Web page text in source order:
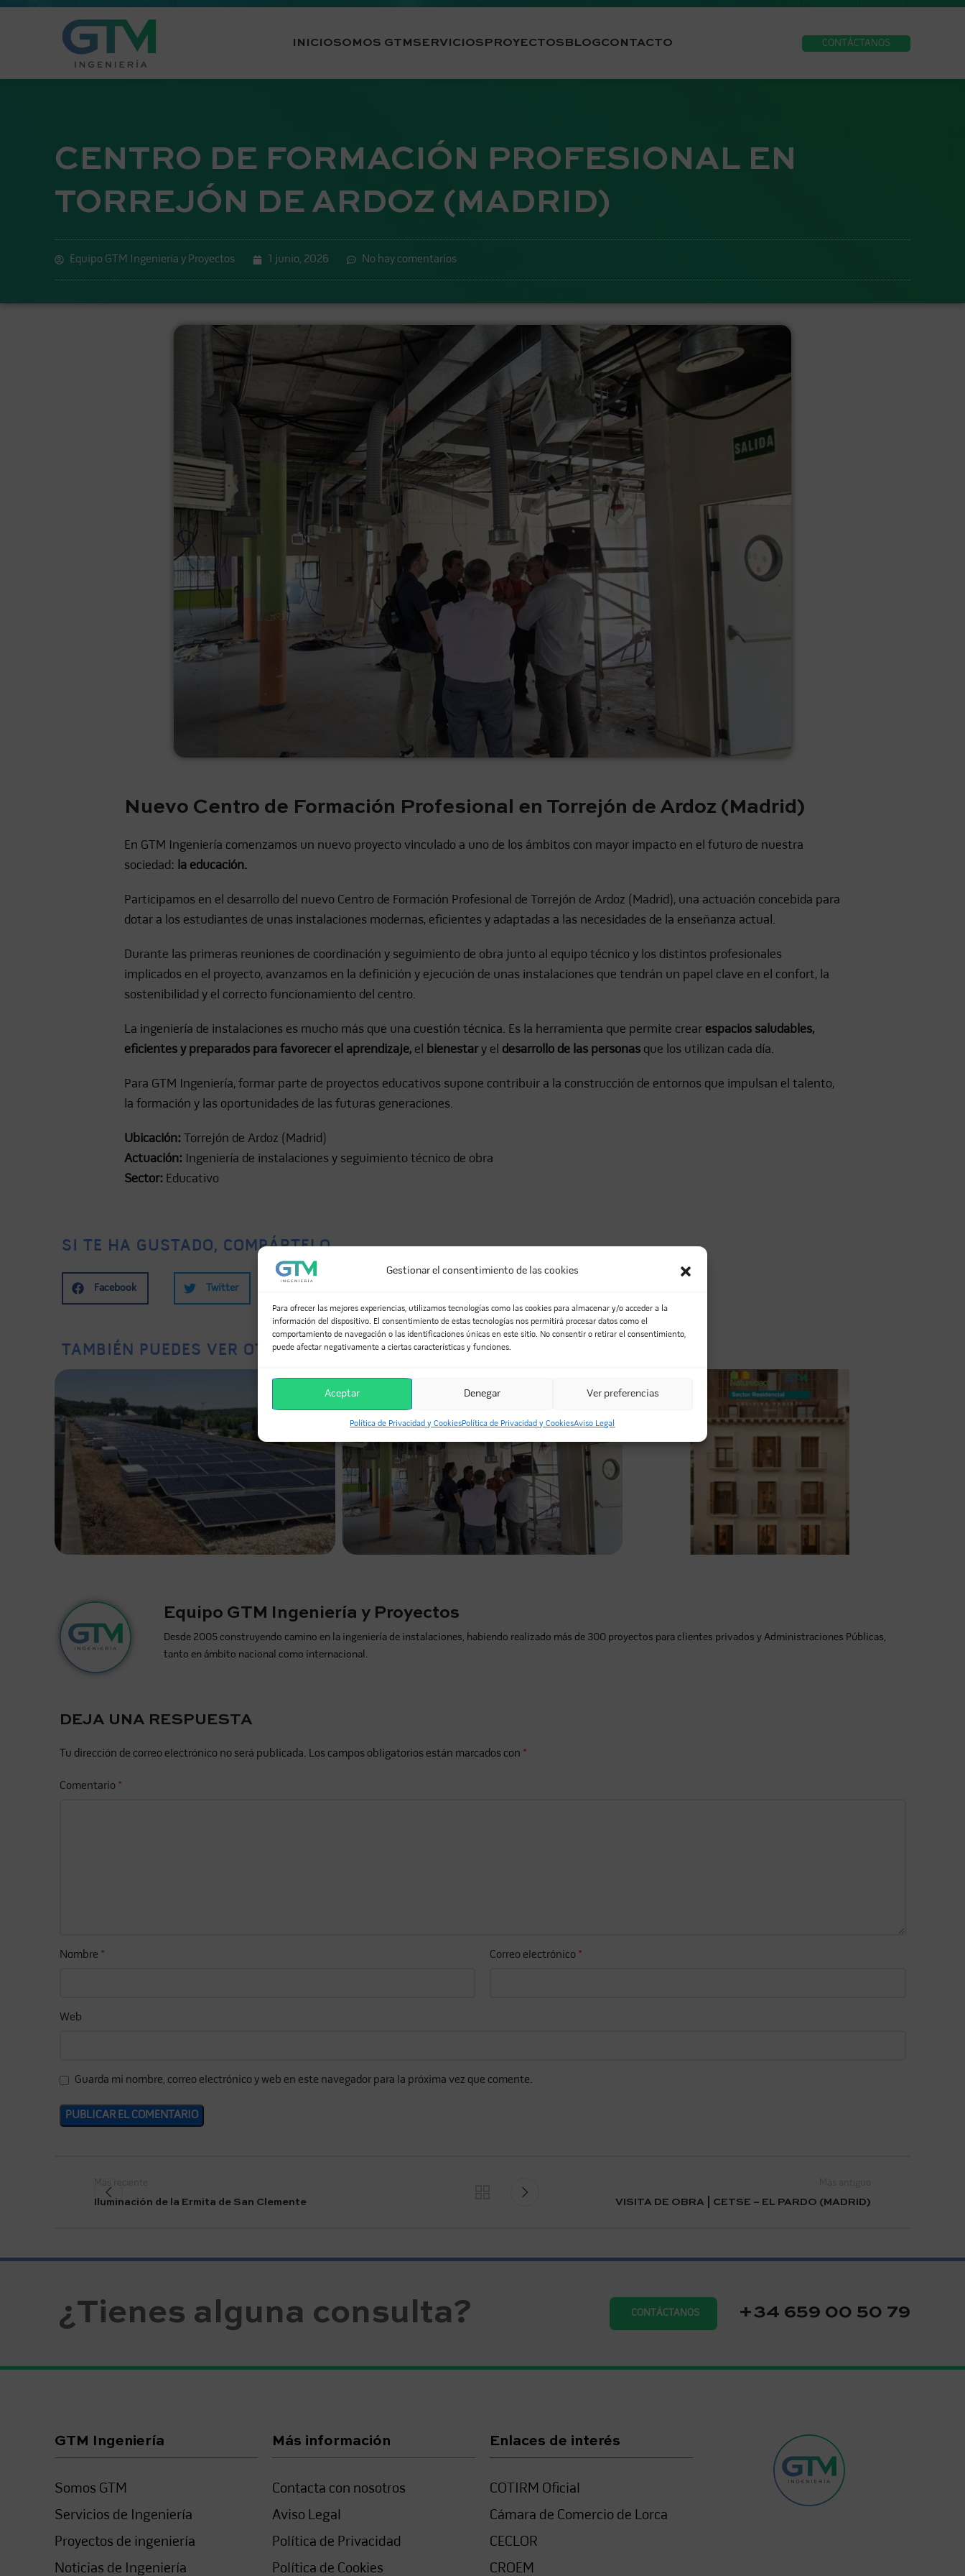
Gestionar el consentimiento de las cookies
Para ofrecer las mejores experiencias, utilizamos tecnologías como las cookies para almacenar y/o acceder a la
información del dispositivo. El consentimiento de estas tecnologías nos permitirá procesar datos como el
comportamiento de navegación o las identificaciones únicas en este sitio. No consentir o retirar el consentimiento,
puede afectar negativamente a ciertas características y funciones.
Aceptar Denegar Ver preferencias
Política de Privacidad y CookiesPolítica de Privacidad y CookiesAviso Legal
INICIOSOMOS GTMSERVICIOSPROYECTOSBLOGCONTACTO CONTÁCTANOS
CENTRO DE FORMACIÓN PROFESIONAL EN
TORREJÓN DE ARDOZ (MADRID)
Equipo GTM Ingeniería y Proyectos 1 junio, 2026 No hay comentarios
Nuevo Centro de Formación Profesional en Torrejón de Ardoz (Madrid)
En GTM Ingeniería comenzamos un nuevo proyecto vinculado a uno de los ámbitos con mayor impacto en el futuro de nuestra
sociedad: la educación.
Participamos en el desarrollo del nuevo Centro de Formación Profesional de Torrejón de Ardoz (Madrid), una actuación concebida para
dotar a los estudiantes de unas instalaciones modernas, eficientes y adaptadas a las necesidades de la enseñanza actual.
Durante las primeras reuniones de coordinación y seguimiento de obra junto al equipo técnico y los distintos profesionales
implicados en el proyecto, avanzamos en la definición y ejecución de unas instalaciones que tendrán un papel clave en el confort, la
sostenibilidad y el correcto funcionamiento del centro.
La ingeniería de instalaciones es mucho más que una cuestión técnica. Es la herramienta que permite crear espacios saludables,
eficientes y preparados para favorecer el aprendizaje,el bienestary el desarrollo de las personasque los utilizan cada día.
Para GTM Ingeniería, formar parte de proyectos educativos supone contribuir a la construcción de entornos que impulsan el talento,
la formación y las oportunidades de las futuras generaciones.
Ubicación: Torrejón de Ardoz (Madrid)
Actuación: Ingeniería de instalaciones y seguimiento técnico de obra
Sector: Educativo
SI TE HA GUSTADO, COMPÁRTELO
Facebook Twitter
TAMBIÉN PUEDES VER OTROS PROYECTOS...
Equipo GTM Ingeniería y Proyectos
Desde 2005 construyendo camino en la ingeniería de instalaciones, habiendo realizado más de 300 proyectos para clientes privados y Administraciones Públicas,
tanto en ámbito nacional como internacional.
DEJA UNA RESPUESTA
Tu dirección de correo electrónico no será publicada. Los campos obligatorios están marcados con *
Comentario *
Nombre * Correo electrónico *
Web
Guarda mi nombre, correo electrónico y web en este navegador para la próxima vez que comente.
Más reciente
Iluminación de la Ermita de San Clemente
VISITA DE OBRA | CETSE – EL PARDO (MADRID)
¿Tienes alguna consulta? CONTÁCTANOS +34 659 00 50 79
GTM Ingeniería
Somos GTM
Servicios de Ingeniería
Proyectos de ingeniería
Noticias de Ingeniería
Más información
Contacta con nosotros
Aviso Legal
Política de Privacidad
Política de Cookies
Enlaces de interés
COTIRM Oficial
Cámara de Comercio de Lorca
CECLOR
CROEM